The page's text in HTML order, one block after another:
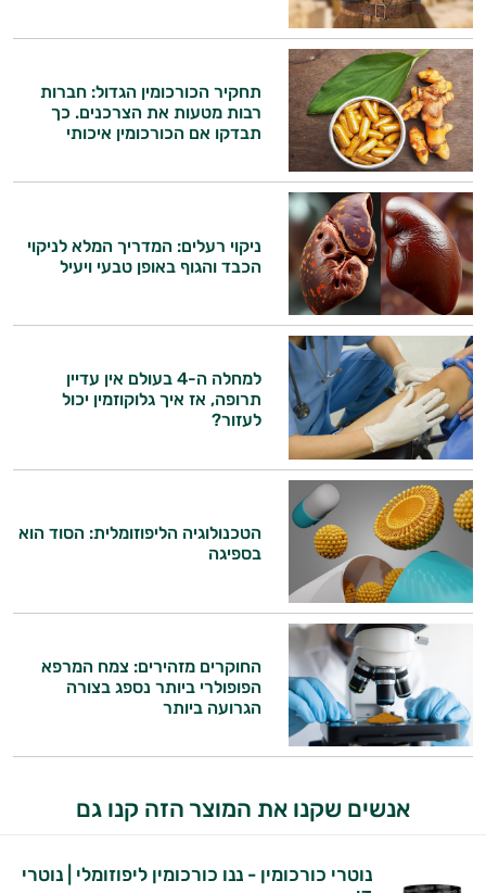
תחקיר הכורכומין הגדול: חברות
רבות מטעות את הצרכנים. כך
תבדקו אם הכורכומין איכותי
ניקוי רעלים: המדריך המלא לניקוי
הכבד והגוף באופן טבעי ויעיל
למחלה ה-4 בעולם אין עדיין
תרופה, אז איך גלוקוזמין יכול
לעזור?
הטכנולוגיה הליפוזומלית: הסוד הוא
בספיגה
החוקרים מזהירים: צמח המרפא
הפופולרי ביותר נספג בצורה
הגרועה ביותר
אנשים שקנו את המוצר הזה קנו גם
נוטרי כורכומין - ננו כורכומין ליפוזומלי | נוטרי